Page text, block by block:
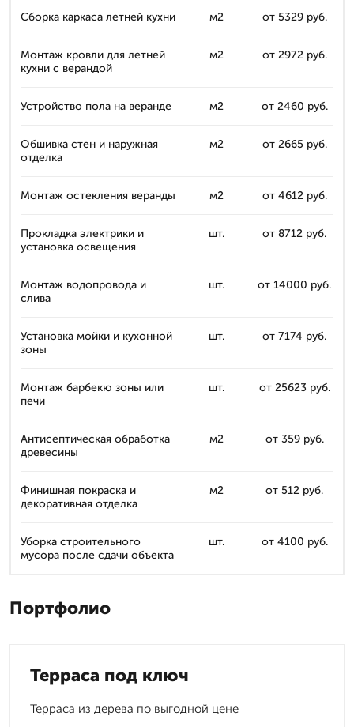
Сборка каркаса летней кухни м2 от 5329 руб.
Монтаж кровли для летней
кухни с верандой
м2 от 2972 руб.
Устройство пола на веранде м2 от 2460 руб.
Обшивка стен и наружная
отделка
м2 от 2665 руб.
Монтаж остекления веранды м2 от 4612 руб.
Прокладка электрики и
установка освещения
шт. от 8712 руб.
Монтаж водопровода и
слива
шт. от 14000 руб.
Установка мойки и кухонной
зоны
шт. от 7174 руб.
Монтаж барбекю зоны или
печи
шт. от 25623 руб.
Антисептическая обработка
древесины
м2 от 359 руб.
Финишная покраска и
декоративная отделка
м2 от 512 руб.
Уборка строительного
мусора после сдачи объекта
шт. от 4100 руб.
Портфолио
Терраса под ключ
Терраса из дерева по выгодной цене